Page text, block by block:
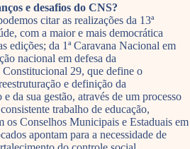
e desafios do CNS?
citar as realizações da 13ª
com a maior e mais democrática
edições; da 1ª Caravana Nacional em
nacional em defesa da
29, que define o
e definição da
da sua gestão, através de um processo
trabalho de educação,
os Conselhos Municipais e Estaduais em
apontam para a necessidade de